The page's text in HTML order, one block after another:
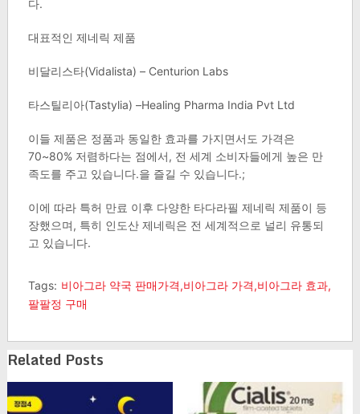
다.
대표적인 제네릭 제품
비달리스타(Vidalista) – Centurion Labs
타스틸리아(Tastylia) –Healing Pharma India Pvt Ltd
이들 제품은 정품과 동일한 효과를 가지면서도 가격은
70~80% 저렴하다는 점에서, 전 세계 소비자들에게 높은 만
족도를 주고 있습니다.을 즐길 수 있습니다.;
이에 따라 특허 만료 이후 다양한 타다라필 제네릭 제품이 등
장했으며, 특히 인도산 제네릭은 전 세계적으로 널리 유통되
고 있습니다.​
Tags: 비아그라 약국 판매가격,비아그라 가격,비아그라 효과,
팔팔정 구매
Related Posts